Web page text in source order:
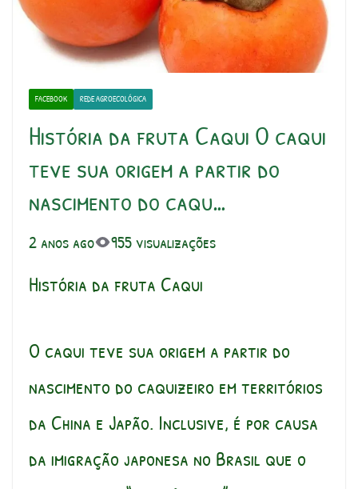
FACEBOOK REDE AGROECOLÓGICA
História da fruta Caqui O caqui
teve sua origem a partir do
nascimento do caqu…
2 anos ago 955 visualizações
História da fruta Caqui
O caqui teve sua origem a partir do
nascimento do caquizeiro em territórios
da China e Japão. Inclusive, é por causa
da imigração japonesa no Brasil que o